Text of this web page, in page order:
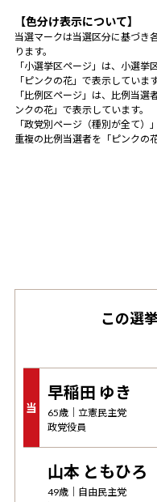
【色分け表示について】
当選マークは当選区分に基づき
ります。
「小選挙区ページ」は、小選
「ピンクの花」で表示しています
「比例区ページ」は、比例当
ンクの花」で表示しています。
「政党別ページ（種別が全て）
重複の比例当選者を「ピンクの
この選
当
早稲田 ゆき
65歳｜ 立憲民主党
政党役員
山本 ともひろ
49歳｜ 自由民主党